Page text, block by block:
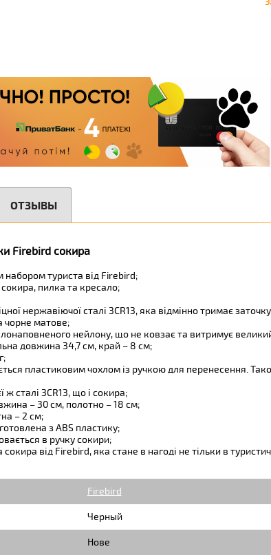
Firebird сокира
набором туриста від Firebird;
пилка та кресало;
нержавіючої сталі 3CR13, яка відмінно тримає
чорне матове;
нейлону, що не ковзає та витримує
довжина 34,7 см, край – 8 см;
пластиковим чохлом із ручкою для перенесення.
ж сталі 3CR13, що і сокира;
– 30 см, полотно – 18 см;
– 2 см;
з ABS пластику;
в ручку сокири;
сокира від Firebird, яка стане в нагоді не тільки в
Firebird
Черный
Нове
ОТЗЫВЫ